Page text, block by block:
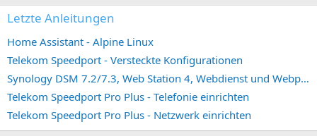
Letzte Anleitungen
Home Assistant - Alpine Linux
Telekom Speedport - Versteckte Konfigurationen
Synology DSM 7.2/7.3, Web Station 4, Webdienst und Webportal erstellen (ehemals vHost)
Telekom Speedport Pro Plus - Telefonie einrichten
Telekom Speedport Pro Plus - Netzwerk einrichten